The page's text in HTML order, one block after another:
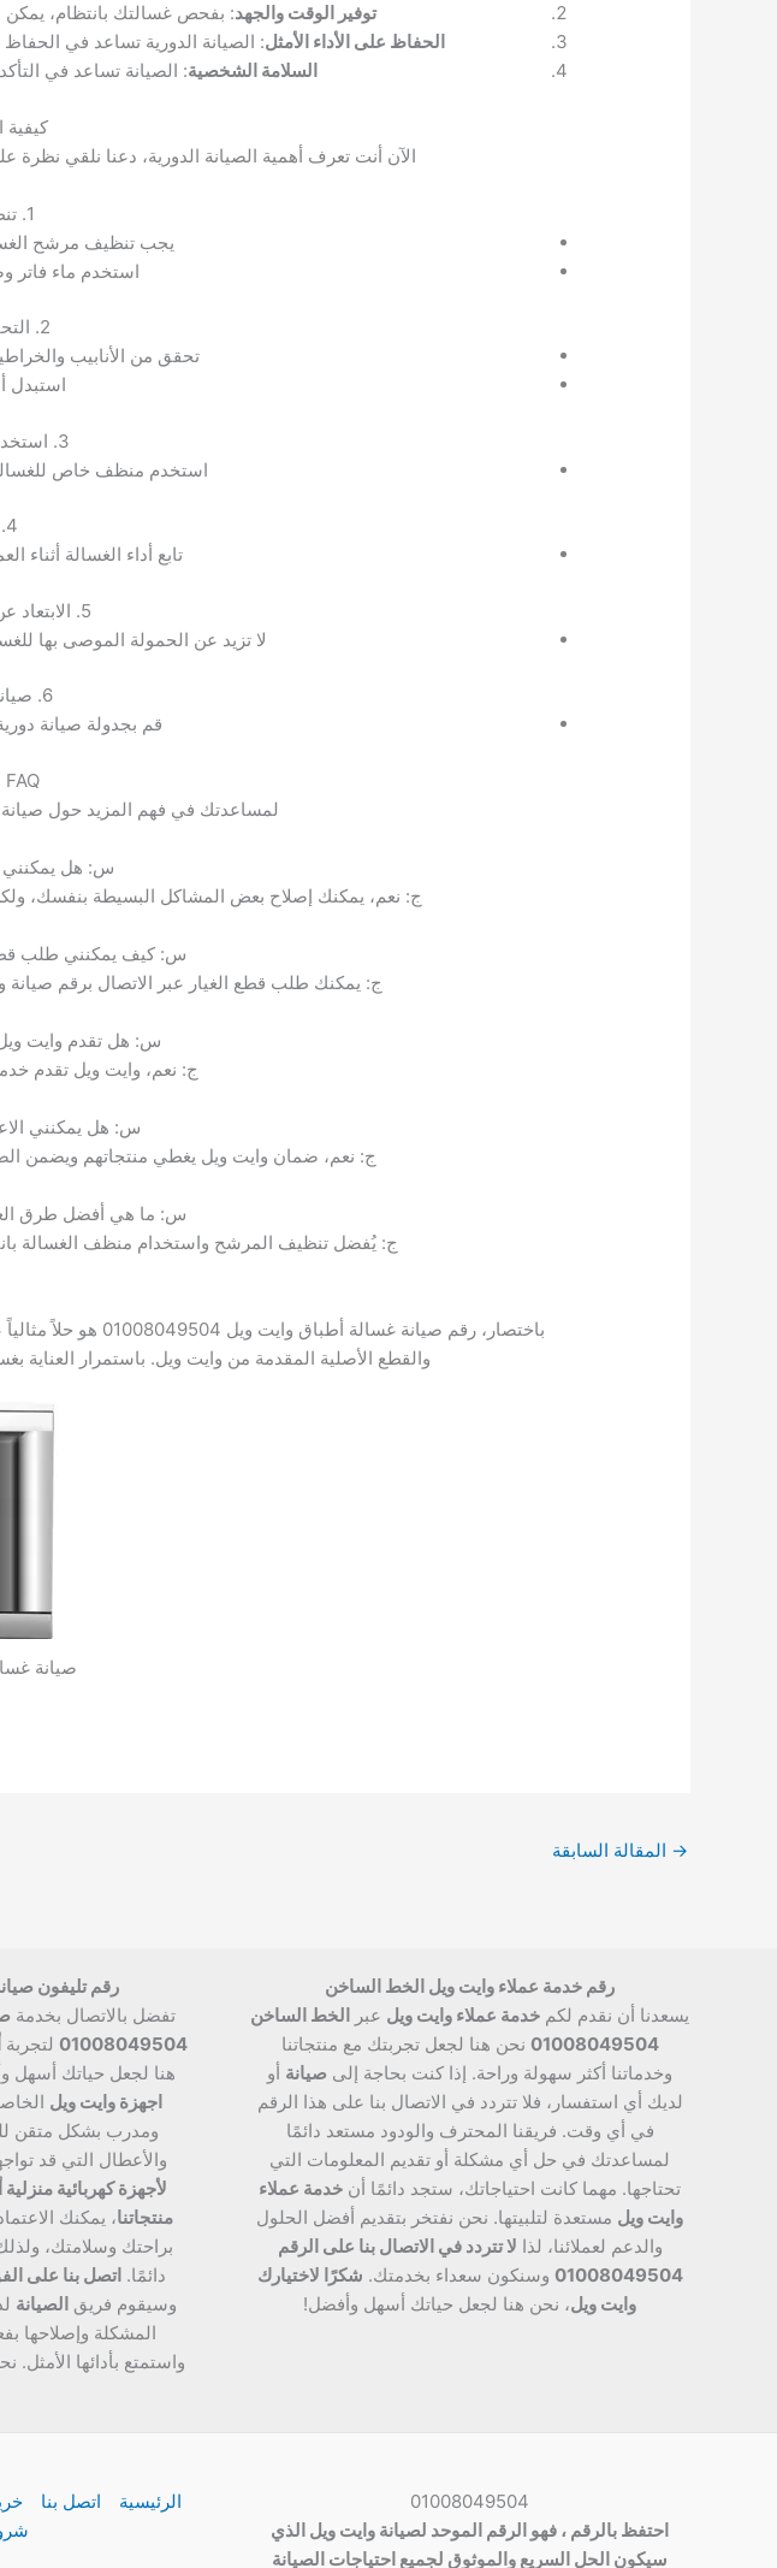
توفير الوقت والجهد: بفحص غسالتك بانتظام،
الحفاظ على الأداء الأمثل: الصيانة الدورية تساعد في
السلامة الشخصية: الصيانة تساعد في
كيفية
الآن أنت تعرف أهمية الصيانة الدورية، دعنا نلقي
1. تنظيف المرشح
يجب تنظيف مرشح
استخدم ماء
2. التحقق من الأنابيب
تحقق من الأنابيب
استبدل
3. استخدام منظف الغسالة
استخدم منظف خاص للغسالة
4. تفقد الأداء
تابع أداء الغسالة
5. الابتعاد عن الزيادة في الحمولة
لا تزيد عن الحمولة الموصى بها
6. صيانة دورية محترفة
قم بجدولة صيانة
FAQ (أسئلة شائعة)
لمساعدتك في فهم المزيد حول صيانة
س: هل يمكنني
ج: نعم، يمكنك إصلاح بعض المشاكل البسيطة بنفسك،
س: كيف يمكنني طلب
ج: يمكنك طلب قطع الغيار عبر الاتصال برقم صيانة وايت ويل 01008049504 أو زيارة الموقع
س: هل تقدم وايت ويل
ج: نعم، وايت ويل تقدم
س: هل يمكنني
ج: نعم، ضمان وايت ويل يغطي منتجاتهم ويضمن
س: ما هي أفضل طرق
ج: يُفضل تنظيف المرشح واستخدام منظف الغسالة
باختصار، رقم
والقطع الأصلية المقدمة من وايت ويل. باستمرار العناية
صيانة
→ المقالة السابقة
رقم خدمة عملاء وايت ويل الخط الساخن
يسعدنا أن نقدم لكم خدمة عملاء وايت ويل عبر الخط الساخن
01008049504 نحن هنا لجعل تجربتك مع منتجاتنا
وخدماتنا أكثر سهولة وراحة. إذا كنت بحاجة إلى صيانة أو
لديك أي استفسار، فلا تتردد في الاتصال بنا على هذا الرقم
في أي وقت. فريقنا المحترف والودود مستعد دائمًا
لمساعدتك في حل أي مشكلة أو تقديم المعلومات التي
تحتاجها. مهما كانت احتياجاتك، ستجد دائمًا أن خدمة عملاء
وايت ويل مستعدة لتلبيتها. نحن نفتخر بتقديم أفضل الحلول
والدعم لعملائنا، لذا لا تتردد في الاتصال بنا على الرقم
01008049504 وسنكون سعداء بخدمتك. شكرًا لاختيارك
وايت ويل، نحن هنا لجعل حياتك أسهل وأفضل!
رقم تليفون
تفضل بالاتصال بخدمة
01008049504 لتجربة
هنا لجعل حياتك أسهل
اجهزة وايت ويل
ومدرب بشكل متقن
والأعطال التي قد
لأجهزة كهربائية
منتجاتنا، يمكنك
براحتك وسلامتك،
دائمًا. اتصل بنا على الفور
وسيقوم فريق الصيانة
المشكلة وإصلاحها
واستمتع بأدائها
01008049504
احتفظ بالرقم ، فهو الرقم الموحد لصيانة وايت ويل الذي
سيكون الحل السريع والموثوق لجميع احتياجات الصيانة
الرئيسية اتصل بنا